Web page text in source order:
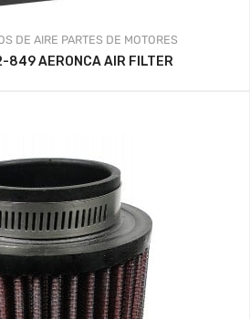
DE AIRE PARTES DE MOTORES
849 AERONCA AIR FILTER